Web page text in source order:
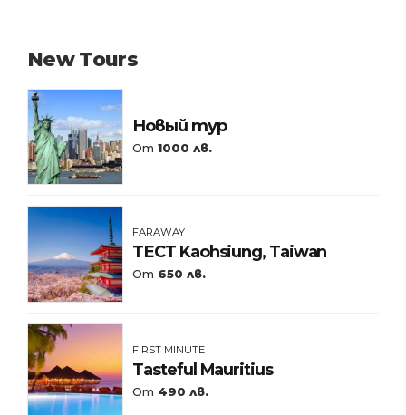
New Tours
Новый тур
От1000 лв.
FARAWAY
ТЕСТ Kaohsiung, Taiwan
От 650 лв.
FIRST MINUTE
Tasteful Mauritius
От 490 лв.